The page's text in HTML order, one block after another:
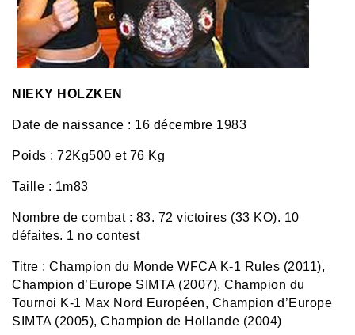
NIEKY HOLZKEN
Date de naissance : 16 décembre 1983
Poids : 72Kg500 et 76 Kg
Taille : 1m83
Nombre de combat : 83. 72 victoires (33 KO). 10
défaites. 1 no contest
Titre : Champion du Monde WFCA K-1 Rules (2011),
Champion d’Europe SIMTA (2007), Champion du
Tournoi K-1 Max Nord Européen, Champion d’Europe
SIMTA (2005), Champion de Hollande (2004)